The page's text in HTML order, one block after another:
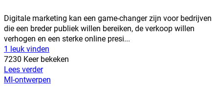
Digitale marketing kan een game-changer zijn voor bedrijven
die een breder publiek willen bereiken, de verkoop willen
verhogen en een sterke online presi...
1 leuk vinden
7230 Keer bekeken
Lees verder
MI-ontwerpen